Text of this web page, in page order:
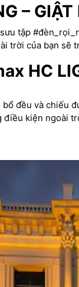
–
tập
trời của bạn sẽ
HC
đều và chiếu
kiện ngoài